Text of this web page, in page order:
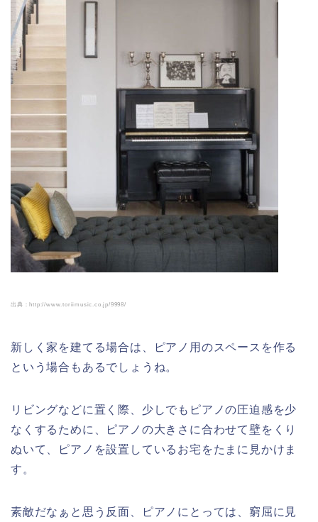
出典：http://www.toriimusic.co.jp/9998/
新しく家を建てる場合は、ピアノ用のスペースを作る
という場合もあるでしょうね。
リビングなどに置く際、少しでもピアノの圧迫感を少
なくするために、ピアノの大きさに合わせて壁をくり
ぬいて、ピアノを設置しているお宅をたまに見かけま
す。
素敵だなぁと思う反面、ピアノにとっては、窮屈に見